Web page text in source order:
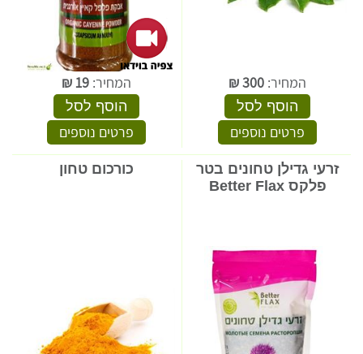
המחיר: 300
₪
הוסף לסל
פרטים נוספים
המחיר:19
₪
הוסף לסל
פרטים נוספים
זרעי גדילן טחונים בטר
פלקס Better Flax
כורכום טחון